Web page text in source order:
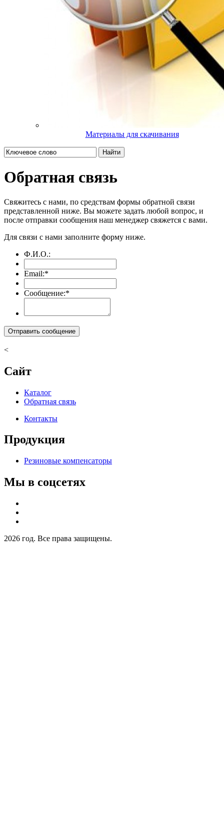
Материалы для скачивания
Найти
Обратная связь
Свяжитесь с нами, по средствам формы обратной связи
представленной ниже. Вы можете задать любой вопрос, и
после отправки сообщения наш менеджер свяжется с вами.
Для связи с нами заполните форму ниже.
Ф.И.О.:
Email:*
Сообщение:*
<
Сайт
Каталог
Обратная связь
Контакты
Продукция
Резиновые компенсаторы
Мы в соцсетях
2026 год. Все права защищены.